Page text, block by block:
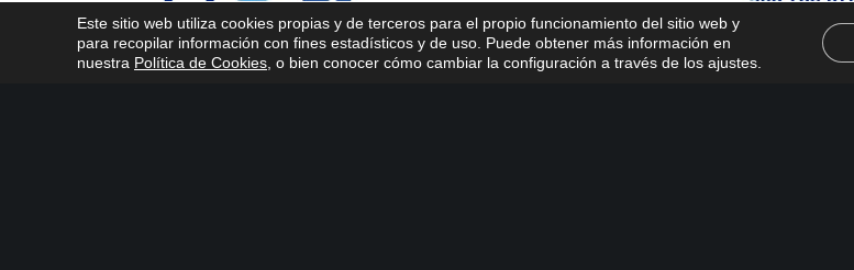
Este sitio web utiliza cookies propias y de terceros para el propio funcionamiento del sitio web y
para recopilar información con fines estadísticos y de uso. Puede obtener más información en
nuestra Política de Cookies , o bien conocer cómo cambiar la configuración a través de los ajustes